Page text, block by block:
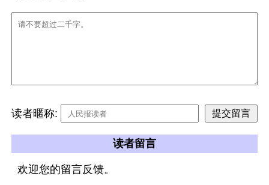
读者暱称:
读者留言
欢迎您的留言反馈。